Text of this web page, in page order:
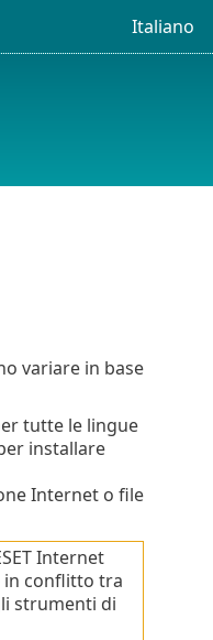
Italiano
variare in base
tutte le lingue
installare
Internet o file
Internet
in conflitto tra
strumenti di